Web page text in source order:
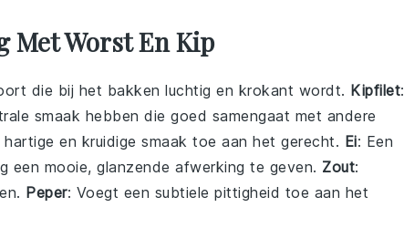
Met Worst En Kip
die bij het bakken luchtig en krokant wordt. Kipfilet:
smaak hebben die goed samengaat met andere
en kruidige smaak toe aan het gerecht. Ei: Een
mooie, glanzende afwerking te geven. Zout:
Peper: Voegt een subtiele pittigheid toe aan het